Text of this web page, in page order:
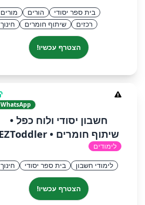
בית ספר יסודי הורים
מורים
רכזים
שיתוף חומרים חינוך
הצטרף עכשיו!
WhatsApp
חשבון יסודי ולוח כפל •
שיתוף חומרים • EZToddler
לימודים
לימודי חשבון בית ספר יסודי חינוך
הצטרף עכשיו!